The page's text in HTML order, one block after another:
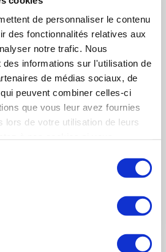
de personnaliser le contenu
des fonctionnalités relatives aux
notre trafic. Nous
des informations sur l'utilisation de
de médias sociaux, de
peuvent combiner celles-ci
que vous leur avez fournies
lors de votre utilisation de leurs
5 janvier 2023
du GIFAS à la Presse
du GIFAS, Guillaume Faury,
Presse.